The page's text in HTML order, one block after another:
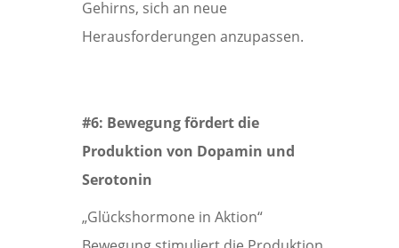
Gehirns, sich an neue
Herausforderungen anzupassen.
#6: Bewegung fördert die
Produktion von Dopamin und
Serotonin
„Glückshormone in Aktion“